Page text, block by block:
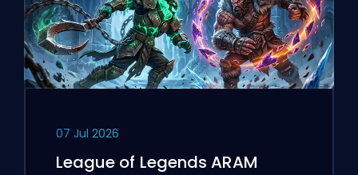
07 Jul 2026
League of Legends ARAM